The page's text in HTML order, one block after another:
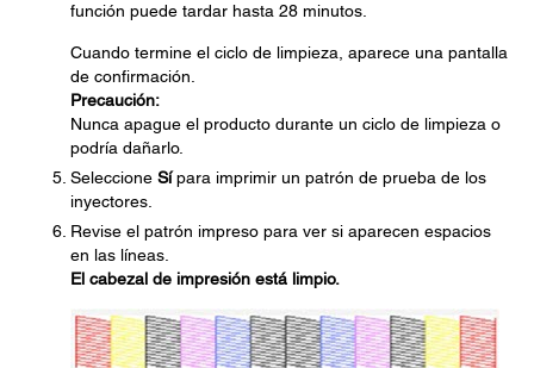
función puede tardar hasta 28 minutos.
Cuando termine el ciclo de limpieza, aparece una pantalla
de confirmación.
Precaución:
Nunca apague el producto durante un ciclo de limpieza o
podría dañarlo.
Seleccione Sípara imprimir un patrón de prueba de los
inyectores.
Revise el patrón impreso para ver si aparecen espacios
en las líneas.
El cabezal de impresión está limpio.